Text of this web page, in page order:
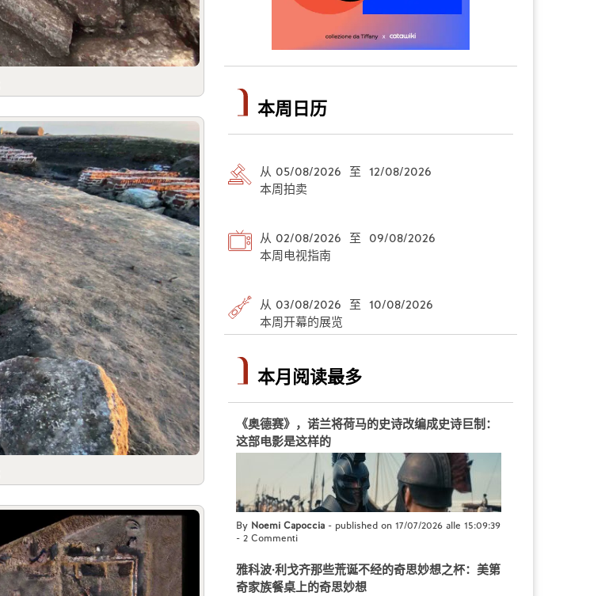
本周日历
从 05/08/2026 至 12/08/2026
本周拍卖
从 02/08/2026 至 09/08/2026
本周电视指南
从 03/08/2026 至 10/08/2026
本周开幕的展览
本月阅读最多
《奥德赛》，诺兰将荷马的史诗改编成史诗巨制：
这部电影是这样的
By Noemi Capoccia - published on 17/07/2026 alle 15:09:39
- 2 Commenti
雅科波·利戈齐那些荒诞不经的奇思妙想之杯：美第
奇家族餐桌上的奇思妙想